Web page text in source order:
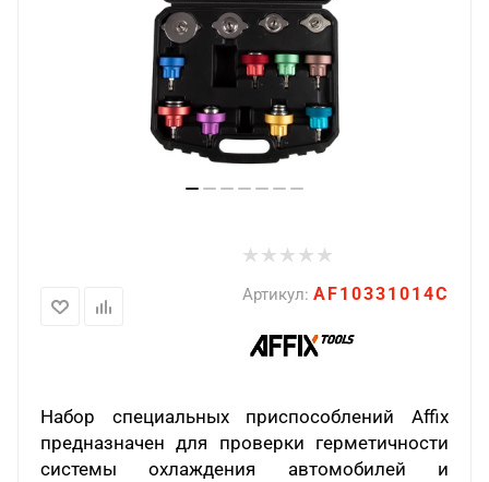
Артикул: AF10331014C
Набор специальных приспособлений Affix
предназначен для проверки герметичности
системы охлаждения автомобилей и